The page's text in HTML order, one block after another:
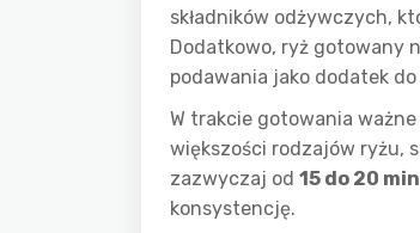
składników odżywczych,
Dodatkowo, ryż gotowany
podawania jako dodatek
W trakcie gotowania
większości rodzajów ryżu,
zazwyczaj od 15 do 20
konsystencję.